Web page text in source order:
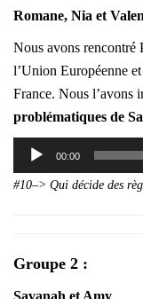
Romane, Nia et
Nous avons rencontré
l’Union Européenne
France. Nous l’avons
problématiques de
Lecteur
audio
00:00
#10–> Qui décide des
Groupe 2 :
Savanah et Amy